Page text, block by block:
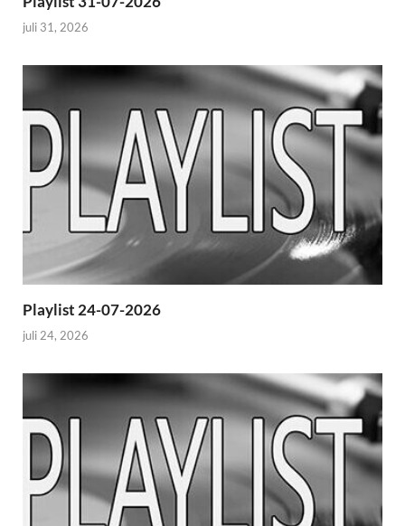
juli 31, 2026
Playlist 24-07-2026
juli 24, 2026